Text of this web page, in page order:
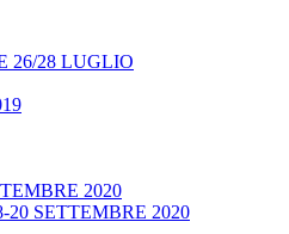
26/28 LUGLIO
2020
SETTEMBRE 2020